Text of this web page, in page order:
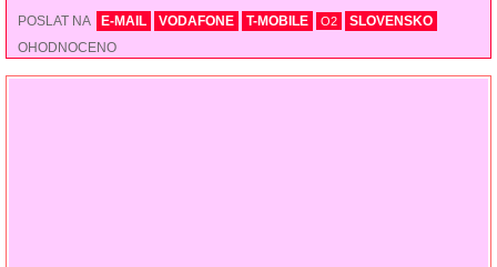
POSLAT NA E-MAIL VODAFONE T-MOBILE O2
SLOVENSKO
OHODNOCENO